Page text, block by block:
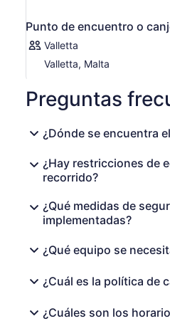
Punto de encuentro o
Valletta
Valletta, Malta
Preguntas
¿Dónde se encuentra
¿Hay restricciones de
recorrido?
¿Qué medidas de
implementadas?
¿Qué equipo se
¿Cuál es la política de
¿Cuáles son los